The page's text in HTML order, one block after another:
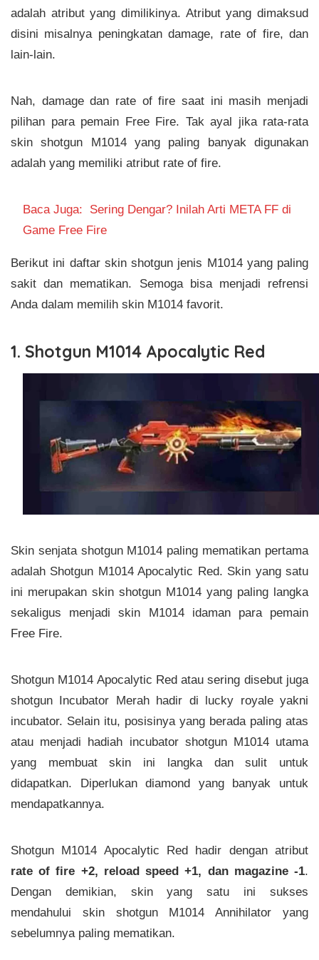
adalah atribut yang dimilikinya. Atribut yang dimaksud
disini misalnya peningkatan damage, rate of fire, dan
lain-lain.
Nah, damage dan rate of fire saat ini masih menjadi
pilihan para pemain Free Fire. Tak ayal jika rata-rata
skin shotgun M1014 yang paling banyak digunakan
adalah yang memiliki atribut rate of fire.
Baca Juga: Sering Dengar? Inilah Arti META FF di
Game Free Fire
Berikut ini daftar skin shotgun jenis M1014 yang paling
sakit dan mematikan. Semoga bisa menjadi refrensi
Anda dalam memilih skin M1014 favorit.
1. Shotgun M1014 Apocalytic Red
Skin senjata shotgun M1014 paling mematikan pertama
adalah Shotgun M1014 Apocalytic Red. Skin yang satu
ini merupakan skin shotgun M1014 yang paling langka
sekaligus menjadi skin M1014 idaman para pemain
Free Fire.
Shotgun M1014 Apocalytic Red atau sering disebut juga
shotgun Incubator Merah hadir di lucky royale yakni
incubator. Selain itu, posisinya yang berada paling atas
atau menjadi hadiah incubator shotgun M1014 utama
yang membuat skin ini langka dan sulit untuk
didapatkan. Diperlukan diamond yang banyak untuk
mendapatkannya.
Shotgun M1014 Apocalytic Red hadir dengan atribut
rate of fire +2, reload speed +1, dan magazine -1.
Dengan demikian, skin yang satu ini sukses
mendahului skin shotgun M1014 Annihilator yang
sebelumnya paling mematikan.